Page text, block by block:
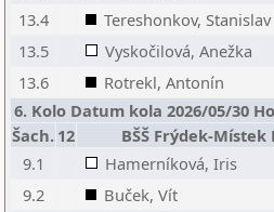
13.4
Tereshonkov, Stanislav
13.5
Vyskočilová, Anežka
13.6
Rotrekl, Antonín
6. Kolo Datum kola 2026/05/30
Šach. 12 BŠŠ Frýdek-Místek
9.1
Hamerníková, Iris
9.2
Buček, Vít